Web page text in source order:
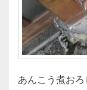
あんこう煮おろ